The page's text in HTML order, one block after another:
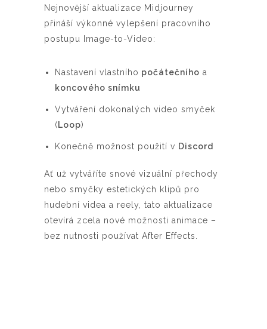
Nejnovější aktualizace Midjourney
přináší výkonné vylepšení pracovního
postupu Image-to-Video:
Nastavení vlastního počátečního a
koncového snímku
Vytváření dokonalých video smyček
(Loop)
Konečně možnost použití v Discord
Ať už vytváříte snové vizuální přechody
nebo smyčky estetických klipů pro
hudební videa a reely, tato aktualizace
otevírá zcela nové možnosti animace –
bez nutnosti používat After Effects.